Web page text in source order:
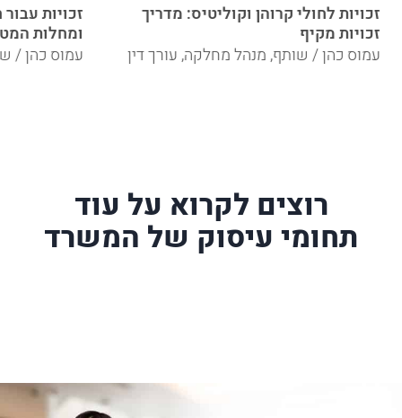
זכויות לחולי קרוהן וקוליטיס: מדריך
זכויות מקיף
עמוס כהן / שותף, מנהל מחלקה, עורך דין
זכויות
ומחלות
עמוס כהן /
רוצים לקרוא על עוד
תחומי עיסוק של המשרד